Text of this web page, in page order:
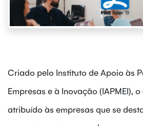
Criado pelo Instituto de Apoio às
Empresas e à Inovação (IAPMEI),
atribuído às empresas que se